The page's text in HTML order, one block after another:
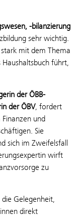
-bilanzierung
sehr wichtig.
mit dem Thema
führt,
der ÖBB-
der ÖBV, fordert
und
Sie
sich im Zweifelsfall
wirft
zu
Gelegenheit,
direkt